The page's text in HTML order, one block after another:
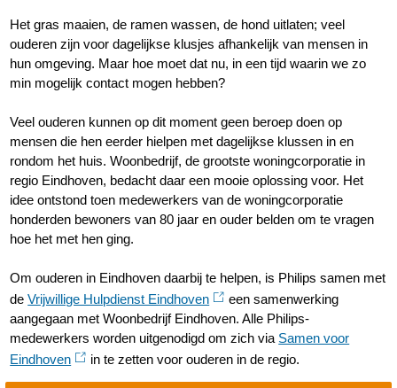
Het gras maaien, de ramen wassen, de hond uitlaten; veel
ouderen zijn voor dagelijkse klusjes afhankelijk van mensen in
hun omgeving. Maar hoe moet dat nu, in een tijd waarin we zo
min mogelijk contact mogen hebben?
Veel ouderen kunnen op dit moment geen beroep doen op
mensen die hen eerder hielpen met dagelijkse klussen in en
rondom het huis. Woonbedrijf, de grootste woningcorporatie in
regio Eindhoven, bedacht daar een mooie oplossing voor. Het
idee ontstond toen medewerkers van de woningcorporatie
honderden bewoners van 80 jaar en ouder belden om te vragen
hoe het met hen ging.
Om ouderen in Eindhoven daarbij te helpen, is Philips samen met
deVrijwillige Hulpdienst Eindhoven
een samenwerking
aangegaan met Woonbedrijf Eindhoven. Alle Philips-
medewerkers worden uitgenodigd om zich via Samen voor
Eindhoven
in te zetten voor ouderen in de regio.